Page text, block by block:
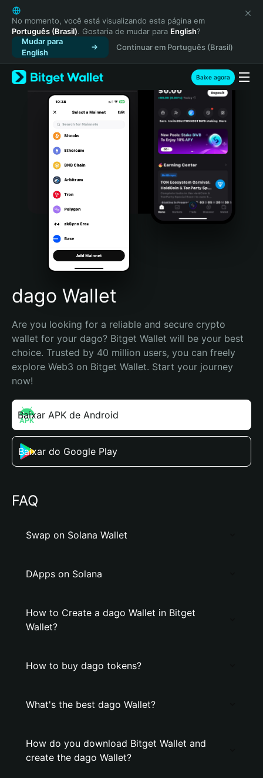
English
日本語
Tiếng Việt
Русский
Español (Latinoamérica)
Türkçe
Italiano
Português (Portugal)
Bahasa Indonesia
Português (Brasil)
Español (Argentina)
No momento, você está visualizando esta página em
Português (Brasil). Gostaria de mudar para English?
Mudar para
English
Continuar em Português (Brasil)
Baixe agora
dago Wallet
Are you looking for a reliable and secure crypto
wallet for your dago? Bitget Wallet will be your best
choice. Trusted by 40 million users, you can freely
explore Web3 on Bitget Wallet. Start your journey
now!
Baixar APK de Android
Baixar do Google Play
FAQ
Swap on Solana Wallet
DApps on Solana
How to Create a dago Wallet in Bitget
Wallet?
How to buy dago tokens?
What's the best dago Wallet?
How do you download Bitget Wallet and
create the dago Wallet?